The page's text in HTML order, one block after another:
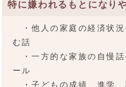
特に嫌われるもとになり
・他人の家庭の経済状況
む話
・一方的な家族の自慢話
ール
・子どもの成績、進学、